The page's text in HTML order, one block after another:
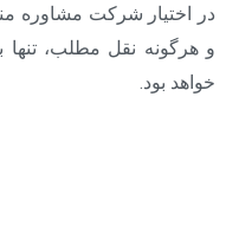
شرکت مشاوره منابع
نقل مطلب، تنها با